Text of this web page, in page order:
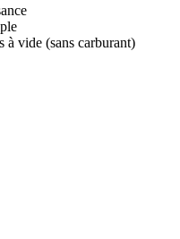
à vide (sans carburant)